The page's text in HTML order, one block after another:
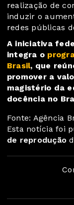
realização de
induzir o
redes públicas
A iniciativa
integra o
Brasil, que
promover a
magistério da
docência no
Fonte: Agência
Esta notícia foi
de reprodução